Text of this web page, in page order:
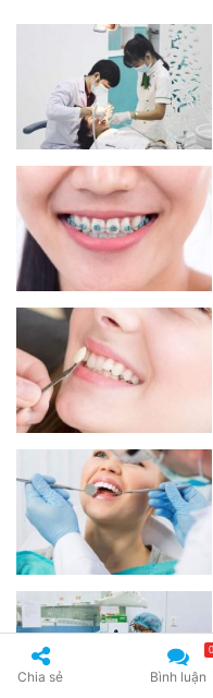
Chia sẻ Bình luận
0